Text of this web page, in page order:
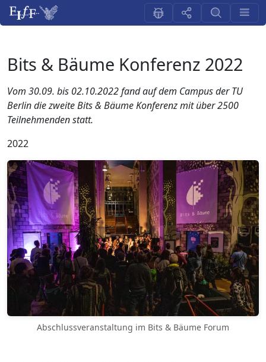
Bits & Bäume Konferenz 2022
Vom 30.09. bis 02.10.2022 fand auf dem Campus der TU
Berlin die zweite Bits & Bäume Konferenz mit über 2500
Teilnehmenden statt.
2022
Abschlussveranstaltung im Bits & Bäume Forum